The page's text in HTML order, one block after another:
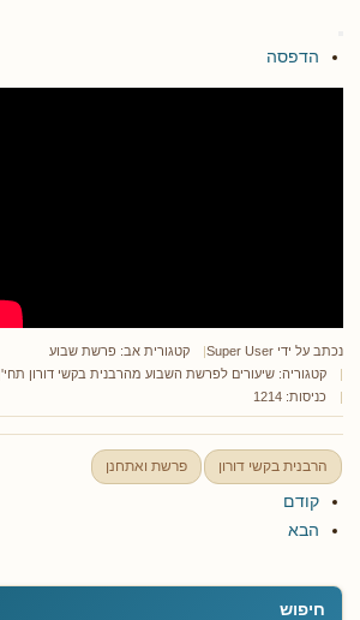
חיפוש
הדפסה
נכתב על ידי Super User קטגורית אב: פרשת שבוע
קטגוריה: שיעורים לפרשת השבוע מהרבנית בקשי דורון תחי'
כניסות: 1214
הרבנית בקשי דורון פרשת ואתחנן
קודם
הבא